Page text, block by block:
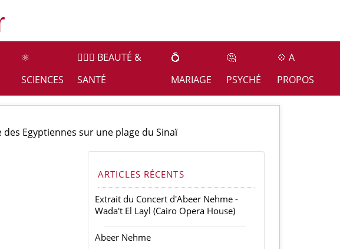
⚛️
SCIENCES
👩🏻‍⚕️ BEAUTÉ &
SANTÉ
💍
MARIAGE
🤔
PSYCHÉ
💠 A
PROPOS
Egyptiennes sur une plage du Sinaï
ARTICLES RÉCENTS
Extrait du Concert d'Abeer Nehme -
Wada't El Layl (Cairo Opera House)
Abeer Nehme